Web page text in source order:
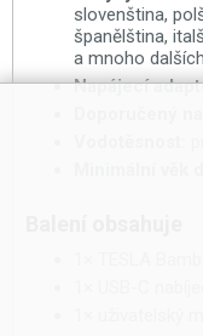
slovenština,
španělština,
a mnoho
Napájecí